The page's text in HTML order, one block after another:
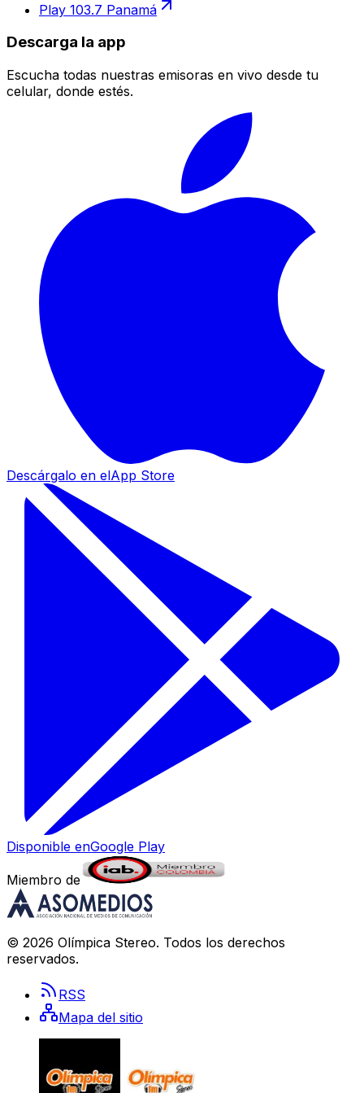
Play 103.7 Panamá
Descarga la app
Escucha todas nuestras emisoras en vivo desde tu
celular, donde estés.
Descárgalo en elApp Store
Disponible enGoogle Play
Miembro de
© 2026 Olímpica Stereo. Todos los derechos
reservados.
RSS
Mapa del sitio